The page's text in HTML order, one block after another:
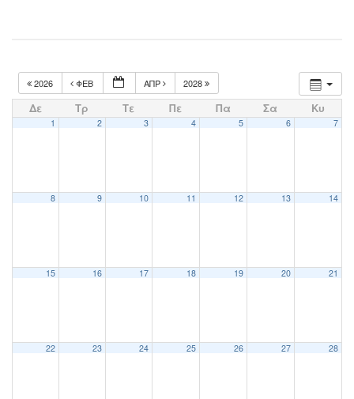
2026 ΦΕΒ ΑΠΡ 2028
Δε Τρ Τε Πε Πα Σα Κυ
1 2 3 4 5 6 7
8 9 10 11 12 13 14
15 16 17 18 19 20 21
22 23 24 25 26 27 28